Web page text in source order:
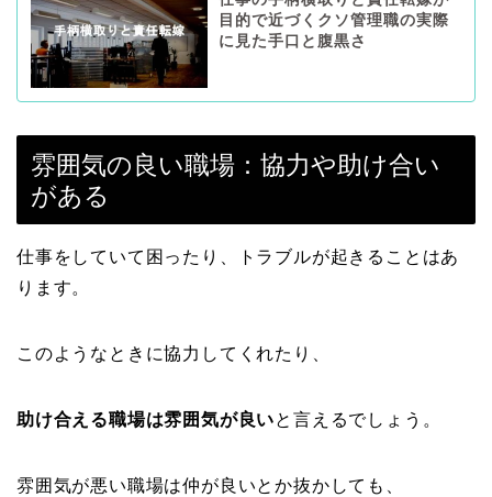
目的で近づくクソ管理職の実際
に見た手口と腹黒さ
雰囲気の良い職場：協力や助け合い
がある
仕事をしていて困ったり、トラブルが起きることはあ
ります。
このようなときに協力してくれたり、
助け合える職場は雰囲気が良いと言えるでしょう。
雰囲気が悪い職場は仲が良いとか抜かしても、